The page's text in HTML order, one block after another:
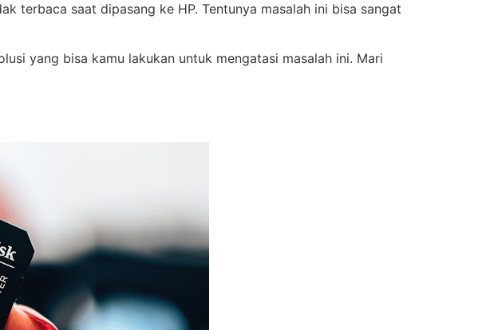
terbaca saat dipasang ke HP. Tentunya masalah ini bisa sangat
yang bisa kamu lakukan untuk mengatasi masalah ini. Mari